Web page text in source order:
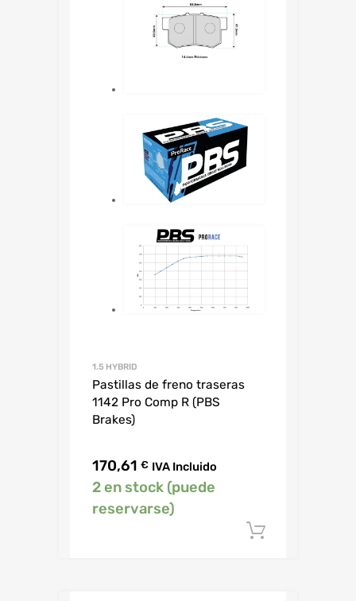
1.5 HYBRID
Pastillas de freno traseras
1142 Pro Comp R (PBS
Brakes)
170,61 € IVA Incluido
2 en stock (puede
reservarse)